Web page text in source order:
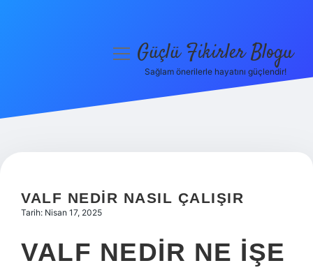
Hakkımızda
menüyüGüçlü Fikirler Blogu
Sağlam önerilerle hayatını güçlendir!
VALF NEDIR NASIL ÇALIŞIR
Tarih: Nisan 17, 2025
VALF NEDIR NE IŞE